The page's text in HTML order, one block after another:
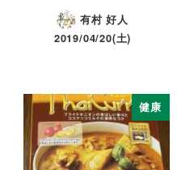
有村 好人
2019/04/20(土)
健康